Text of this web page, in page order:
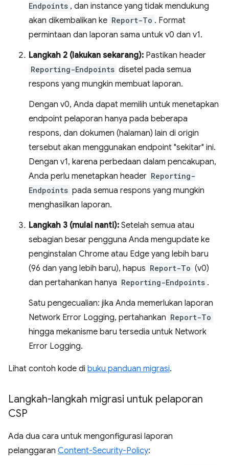
Endpoints , dan instance yang tidak mendukung
akan dikembalikan ke Report-To . Format
permintaan dan laporan sama untuk v0 dan v1.
Langkah 2 (lakukan sekarang): Pastikan header
Reporting-Endpoints disetel pada semua
respons yang mungkin membuat laporan.
Dengan v0, Anda dapat memilih untuk menetapkan
endpoint pelaporan hanya pada beberapa
respons, dan dokumen (halaman) lain di origin
tersebut akan menggunakan endpoint "sekitar" ini.
Dengan v1, karena perbedaan dalam pencakupan,
Anda perlu menetapkan header Reporting-
Endpoints pada semua respons yang mungkin
menghasilkan laporan.
Langkah 3 (mulai nanti): Setelah semua atau
sebagian besar pengguna Anda mengupdate ke
penginstalan Chrome atau Edge yang lebih baru
(96 dan yang lebih baru), hapus Report-To (v0)
dan pertahankan hanya Reporting-Endpoints .
Satu pengecualian: jika Anda memerlukan laporan
Network Error Logging, pertahankan Report-To
hingga mekanisme baru tersedia untuk Network
Error Logging.
Lihat contoh kode di buku panduan migrasi.
Langkah-langkah migrasi untuk pelaporan
CSP
Ada dua cara untuk mengonfigurasi laporan
pelanggaran Content-Security-Policy: